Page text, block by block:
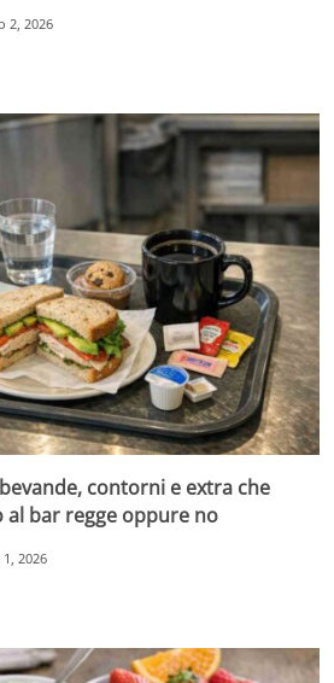
2, 2026
contorni e extra che
al bar regge oppure no
2026